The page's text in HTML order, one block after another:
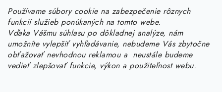
Používame súbory cookie na zabezpečenie rôznych
funkcií služieb ponúkaných na tomto webe.
Vďaka Vášmu súhlasu po dôkladnej analýze, nám
umožníte vylepšiť vyhľadávanie, nebudeme Vás zbytočne
obťažovať nevhodnou reklamou a neustále budeme
vedieť zlepšovať funkcie, výkon a použiteľnost webu.
objednavky@kurin.sk
0950456469